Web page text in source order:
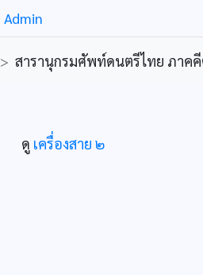
Admin
> สารานุกรมศัพท์ดนตรีไทย ภาค
ดู เครื่องสาย ๒